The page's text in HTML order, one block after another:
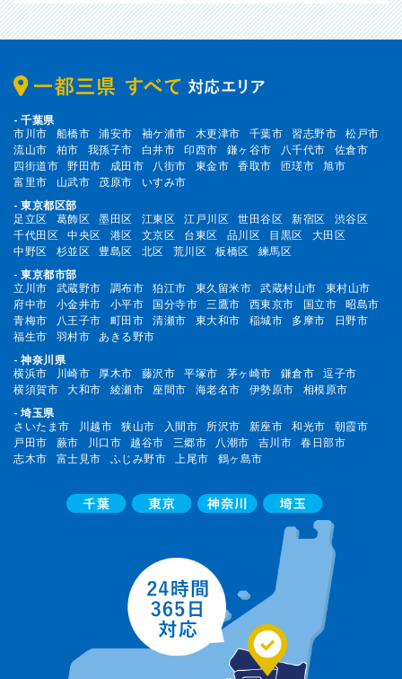
- 千葉県
市川市
船橋市 浦安市 袖ケ浦市 木更津市 千葉市 習志野市
松戸市
流山市
柏市 我孫子市 白井市 印西市 鎌ヶ谷市 八千代市
佐倉市
四街道市
野田市 成田市 八街市 東金市 香取市 匝瑳市
旭市
富里市
山武市 茂原市
いすみ市
- 東京都区部
足立区
葛飾区 墨田区 江東区 江戸川区 世田谷区 新宿区
渋谷区
千代田区
中央区 港区 文京区 台東区 品川区 目黒区
大田区
中野区
杉並区 豊島区 北区 荒川区 板橋区
練馬区
- 東京都市部
立川市
武蔵野市 調布市 狛江市 東久留米市 武蔵村山市
東村山市
府中市
小金井市 小平市 国分寺市 三鷹市 西東京市 国立市
昭島市
青梅市
八王子市 町田市 清瀬市 東大和市 稲城市 多摩市
日野市
福生市
羽村市
あきる野市
- 神奈川県
横浜市
川崎市 厚木市 藤沢市 平塚市 茅ヶ崎市 鎌倉市
逗子市
横須賀市
大和市 綾瀬市 座間市 海老名市 伊勢原市
相模原市
- 埼玉県
さいたま市
川越市 狭山市 入間市 所沢市 新座市 和光市
朝霞市
戸田市
蕨市 川口市 越谷市 三郷市 八潮市 吉川市
春日部市
志木市
富士見市 ふじみ野市 上尾市 鶴ヶ島市